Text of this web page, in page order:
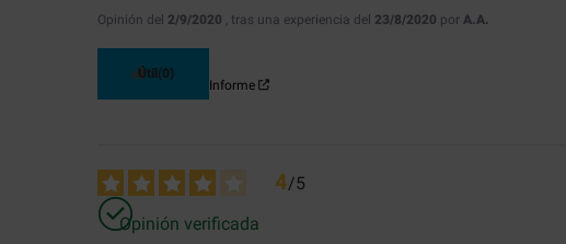
Opinión del 2/9/2020 , tras una experiencia del 23/8/2020 porA.A.
Útil (0)
Informe
4/5
Opinión verificada